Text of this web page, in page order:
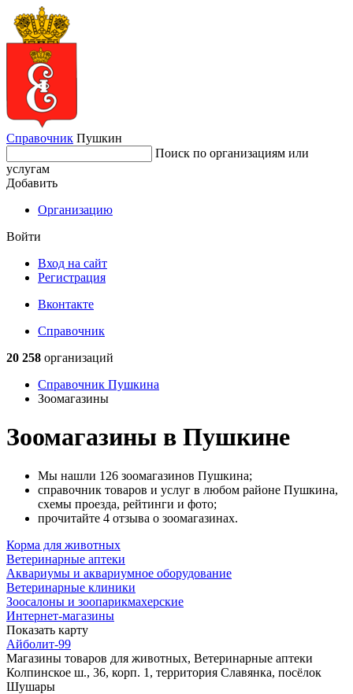
Справочник Пушкин
Поиск по организациям или
услугам
Добавить
Организацию
Войти
Вход на сайт
Регистрация
Вконтакте
Справочник
20 258 организаций
Справочник Пушкина
Зоомагазины
Зоомагазины в Пушкине
Мы нашли 126 зоомагазинов Пушкина;
справочник товаров и услуг в любом районе Пушкина,
схемы проезда, рейтинги и фото;
прочитайте 4 отзыва о зоомагазинах.
Корма для животных
Ветеринарные аптеки
Аквариумы и аквариумное оборудование
Ветеринарные клиники
Зоосалоны и зоопарикмахерские
Интернет-магазины
Показать карту
Айболит-99
Магазины товаров для животных, Ветеринарные аптеки
Колпинское ш., 36, корп. 1, территория Славянка, посёлок
Шушары